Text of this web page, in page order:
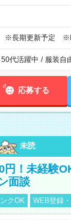
※長期更新予定 ※8
代活躍中 / 服装自
応募する
未読
円！未経験
面談
クOK WEB登録